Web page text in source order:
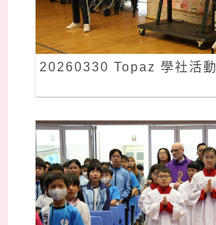
20260330 Topaz 學社活動